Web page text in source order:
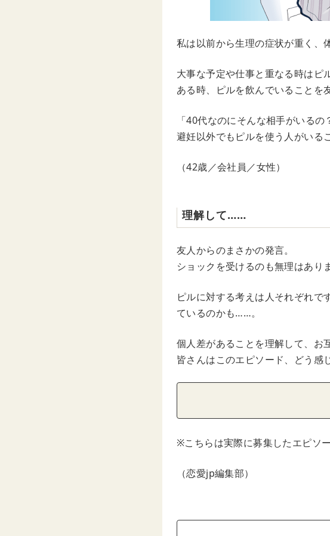
私は以前から生理の症状が重く、
大事な予定や仕事と重なる時はピ
ある時、ピルを飲んでいることを
「40代なのにそんな相手がいるの
避妊以外でもピルを使う人がいる
（42歳／会社員／女性）
理解して……
友人からのまさかの発言。
ショックを受けるのも無理はあり
ピルに対する考えは人それぞれ
ているのかも……。
個人差があることを理解して、お
皆さんはこのエピソード、どう感
※こちらは実際に募集したエピソ
（恋愛jp編集部）